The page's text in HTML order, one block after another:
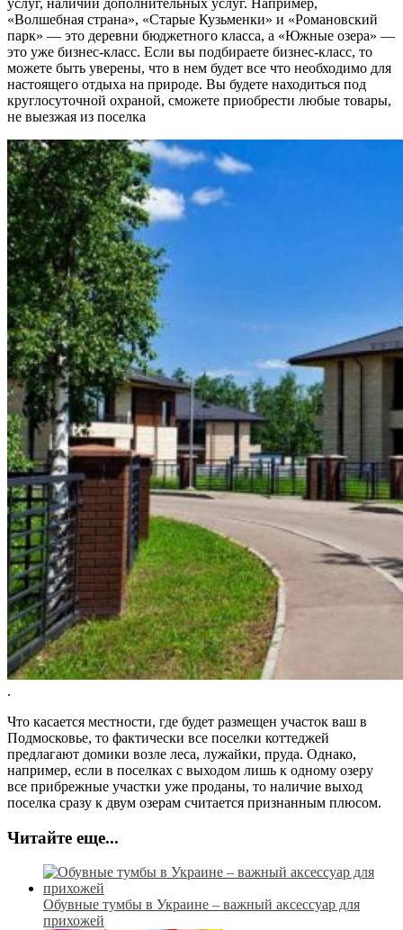
услуг, наличии дополнительных услуг. Например,
«Волшебная страна», «Старые Кузьменки» и «Романовский
парк» — это деревни бюджетного класса, а «Южные озера» —
это уже бизнес-класс. Если вы подбираете бизнес-класс, то
можете быть уверены, что в нем будет все что необходимо для
настоящего отдыха на природе. Вы будете находиться под
круглосуточной охраной, сможете приобрести любые товары,
не выезжая из поселка
.
Что касается местности, где будет размещен участок ваш в
Подмосковье, то фактически все поселки коттеджей
предлагают домики возле леса, лужайки, пруда. Однако,
например, если в поселках с выходом лишь к одному озеру
все прибрежные участки уже проданы, то наличие выход
поселка сразу к двум озерам считается признанным плюсом.
Читайте еще...
Обувные тумбы в Украине – важный аксессуар для
прихожей